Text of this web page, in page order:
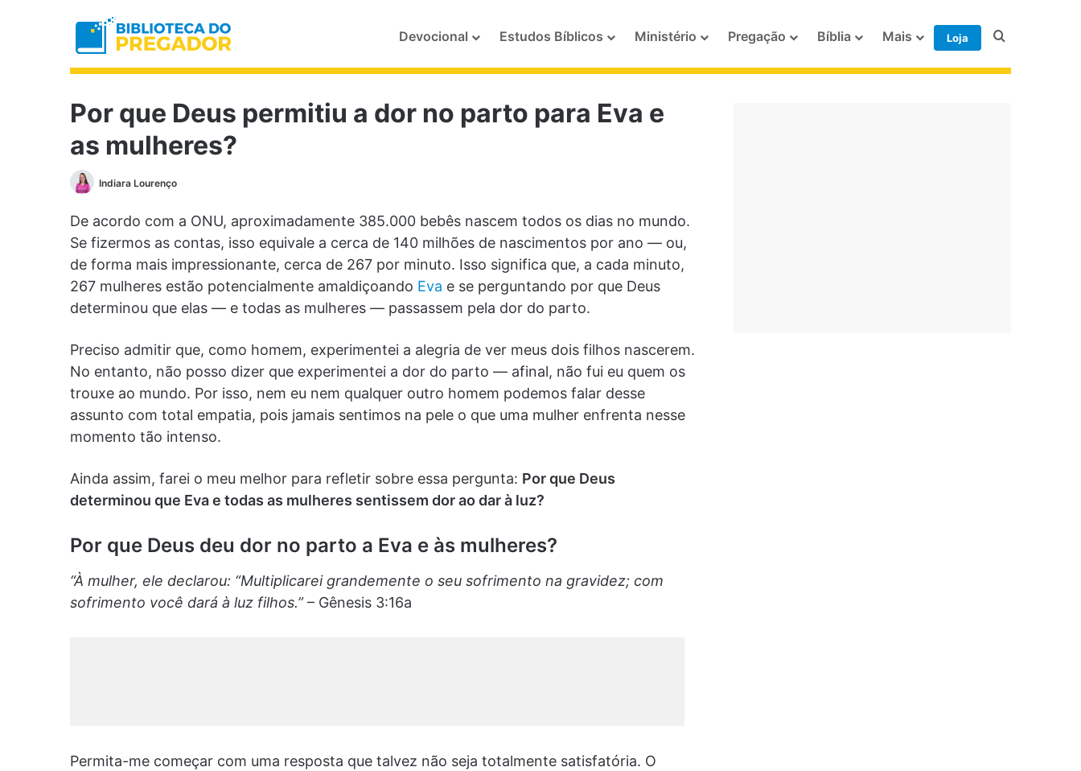
Devocional Estudos Bíblicos Ministério Pregação Bíblia Mais Loja Procurar por
Por que Deus permitiu a dor no parto para Eva e
as mulheres?
Indiara Lourenço
De acordo com a ONU, aproximadamente 385.000 bebês nascem todos os dias no mundo.
Se fizermos as contas, isso equivale a cerca de 140 milhões de nascimentos por ano — ou,
de forma mais impressionante, cerca de 267 por minuto. Isso significa que, a cada minuto,
267 mulheres estão potencialmente amaldiçoando Eva e se perguntando por que Deus
determinou que elas — e todas as mulheres — passassem pela dor do parto.
Preciso admitir que, como homem, experimentei a alegria de ver meus dois filhos nascerem.
No entanto, não posso dizer que experimentei a dor do parto — afinal, não fui eu quem os
trouxe ao mundo. Por isso, nem eu nem qualquer outro homem podemos falar desse
assunto com total empatia, pois jamais sentimos na pele o que uma mulher enfrenta nesse
momento tão intenso.
Ainda assim, farei o meu melhor para refletir sobre essa pergunta: Por que Deus
determinou que Eva e todas as mulheres sentissem dor ao dar à luz?
Por que Deus deu dor no parto a Eva e às mulheres?
“À mulher, ele declarou: “Multiplicarei grandemente o seu sofrimento na gravidez; com
sofrimento você dará à luz filhos.”– Gênesis 3:16a
Permita-me começar com uma resposta que talvez não seja totalmente satisfatória. O